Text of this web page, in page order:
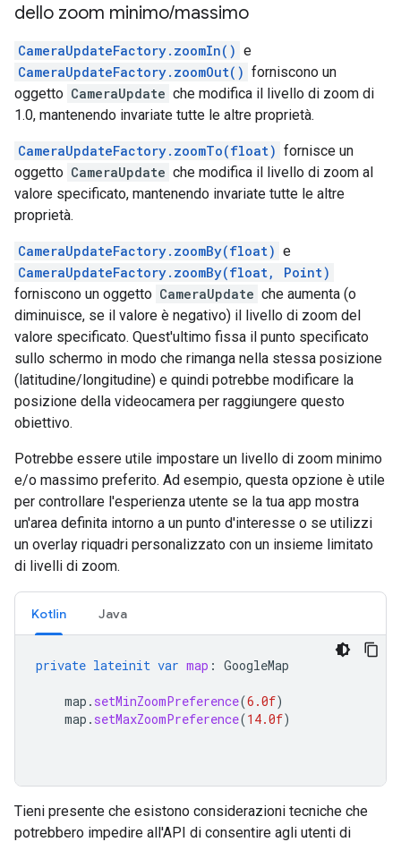
dello zoom minimo/massimo
CameraUpdateFactory.zoomIn() e
CameraUpdateFactory.zoomOut() forniscono un
oggetto CameraUpdate che modifica il livello di zoom di
1.0, mantenendo invariate tutte le altre proprietà.
CameraUpdateFactory.zoomTo(float) fornisce un
oggetto CameraUpdate che modifica il livello di zoom al
valore specificato, mantenendo invariate tutte le altre
proprietà.
CameraUpdateFactory.zoomBy(float) e
CameraUpdateFactory.zoomBy(float, Point)
forniscono un oggetto CameraUpdate che aumenta (o
diminuisce, se il valore è negativo) il livello di zoom del
valore specificato. Quest'ultimo fissa il punto specificato
sullo schermo in modo che rimanga nella stessa posizione
(latitudine/longitudine) e quindi potrebbe modificare la
posizione della videocamera per raggiungere questo
obiettivo.
Potrebbe essere utile impostare un livello di zoom minimo
e/o massimo preferito. Ad esempio, questa opzione è utile
per controllare l'esperienza utente se la tua app mostra
un'area definita intorno a un punto d'interesse o se utilizzi
un overlay riquadri personalizzato con un insieme limitato
di livelli di zoom.
Kotlin Java
private lateinit var map : GoogleMap
map . setMinZoomPreference(6.0f)
map . setMaxZoomPreference(14.0f)
Tieni presente che esistono considerazioni tecniche che
potrebbero impedire all'API di consentire agli utenti di